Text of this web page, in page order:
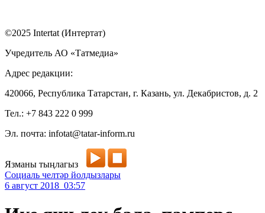
©2025 Intertat (Интертат)
Учредитель АО «Татмедиа»
Адрес редакции:
420066, Республика Татарстан, г. Казань, ул. Декабристов, д. 2
Тел.: +7 843 222 0 999
Эл. почта: infotat@tatar-inform.ru
Язманы тыңлагыз
Социаль челтәр йолдызлары
6 август 2018 03:57